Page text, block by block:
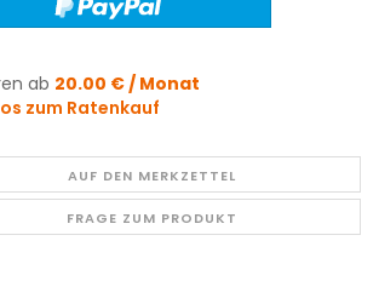
ab 20.00 € / Monat
zum Ratenkauf
AUF DEN MERKZETTEL
FRAGE ZUM PRODUKT